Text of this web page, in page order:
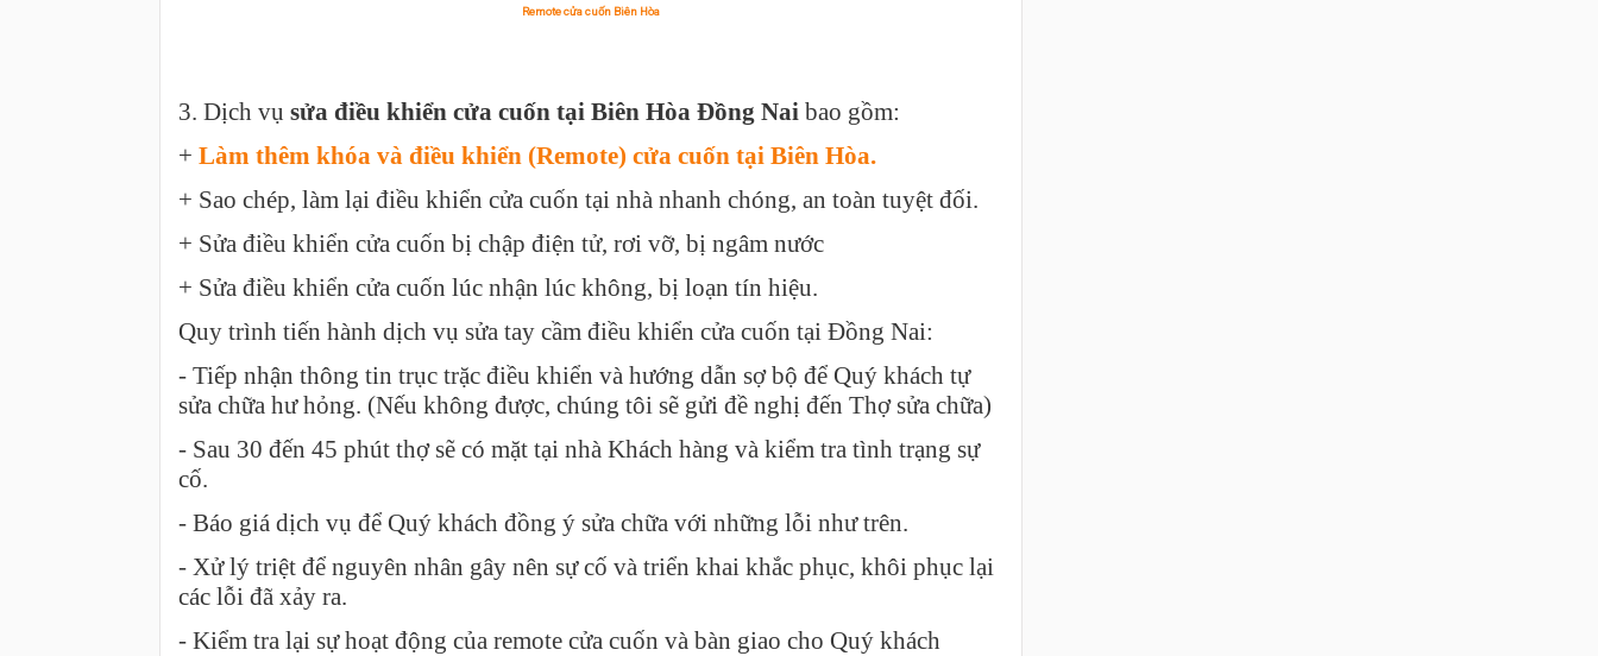
Remote cửa cuốn Biên Hòa
3. Dịch vụ sửa điều khiển cửa cuốn tại Biên Hòa Đồng Nai bao gồm:
+ Làm thêm khóa và điều khiển (Remote) cửa cuốn tại Biên Hòa.
+ Sao chép, làm lại điều khiển cửa cuốn tại nhà nhanh chóng, an toàn tuyệt đối.
+ Sửa điều khiển cửa cuốn bị chập điện tử, rơi vỡ, bị ngâm nước
+ Sửa điều khiển cửa cuốn lúc nhận lúc không, bị loạn tín hiệu.
Quy trình tiến hành dịch vụ sửa tay cầm điều khiển cửa cuốn tại Đồng Nai:
- Tiếp nhận thông tin trục trặc điều khiển và hướng dẫn sợ bộ để Quý khách tự
sửa chữa hư hỏng. (Nếu không được, chúng tôi sẽ gửi đề nghị đến Thợ sửa chữa)
- Sau 30 đến 45 phút thợ sẽ có mặt tại nhà Khách hàng và kiểm tra tình trạng sự
cố.
- Báo giá dịch vụ để Quý khách đồng ý sửa chữa với những lỗi như trên.
- Xử lý triệt để nguyên nhân gây nên sự cố và triển khai khắc phục, khôi phục lại
các lỗi đã xảy ra.
- Kiểm tra lại sự hoạt động của remote cửa cuốn và bàn giao cho Quý khách